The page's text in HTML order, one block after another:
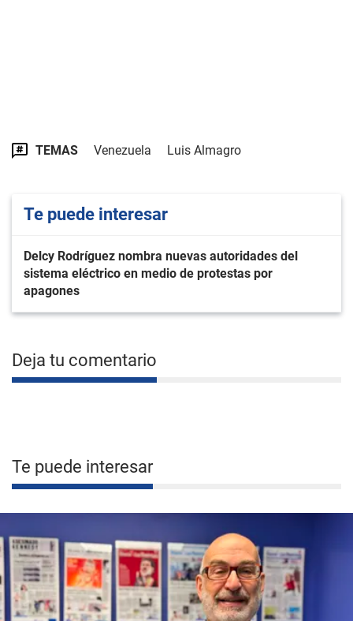
TEMAS Venezuela Luis Almagro
Te puede interesar
Delcy Rodríguez nombra nuevas autoridades del
sistema eléctrico en medio de protestas por
apagones
Deja tu comentario
Te puede interesar